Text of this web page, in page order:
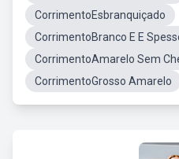
CorrimentoEsbranquiçado
CorrimentoBranco E E
CorrimentoAmarelo Sem
CorrimentoGrosso Amarelo